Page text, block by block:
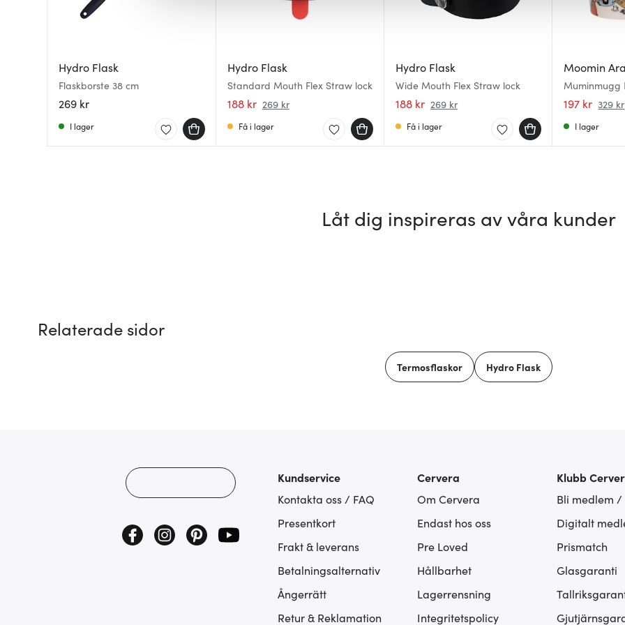
Hydro Flask
Flaskborste 38 cm
269 kr
I lager
Hydro Flask
Standard Mouth Flex Straw lock
188 kr 269 kr
Få i lager
Hydro Flask
Wide Mouth Flex Straw lock
188 kr 269 kr
Få i lager
Moomin
Muminmugg
30 cl
197 kr 329 kr
I lager
Låt dig inspireras av våra kunder
Relaterade sidor
Termosflaskor Hydro Flask
Kundservice
Kontakta oss / FAQ
Presentkort
Frakt & leverans
Betalningsalternativ
Ångerrätt
Retur & Reklamation
Cervera
Om Cervera
Endast hos oss
Pre Loved
Hållbarhet
Lagerrensning
Integritetspolicy
Klubb
Bli medlem /
Digitalt
Prismatch
Glasgaranti